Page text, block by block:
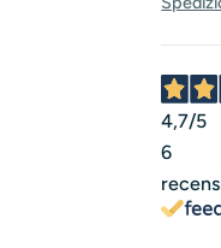
4,7/5
6